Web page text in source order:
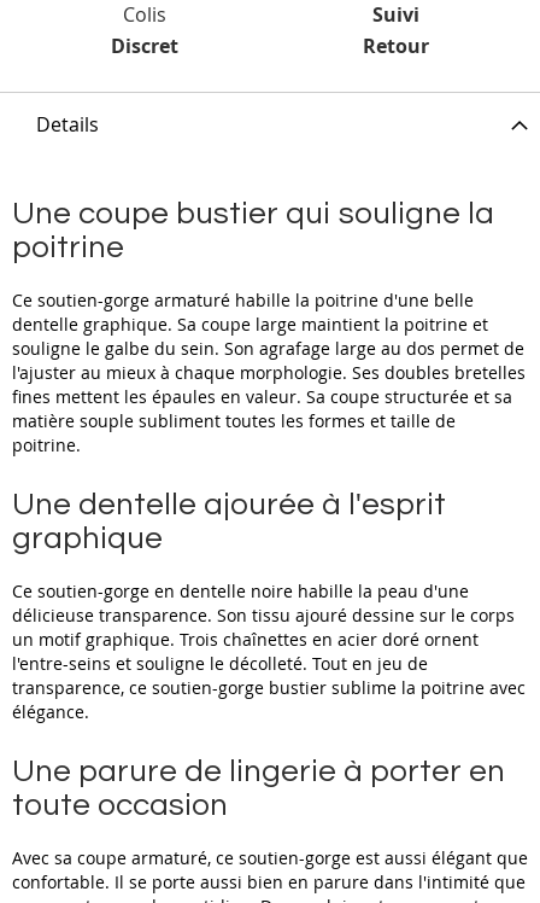
Colis
Discret
Suivi
Retour
Details
Une coupe bustier qui souligne la
poitrine
Ce soutien-gorge armaturé habille la poitrine d'une belle
dentelle graphique. Sa coupe large maintient la poitrine et
souligne le galbe du sein. Son agrafage large au dos permet de
l'ajuster au mieux à chaque morphologie. Ses doubles bretelles
fines mettent les épaules en valeur. Sa coupe structurée et sa
matière souple subliment toutes les formes et taille de
poitrine.
Une dentelle ajourée à l'esprit
graphique
Ce soutien-gorge en dentelle noire habille la peau d'une
délicieuse transparence. Son tissu ajouré dessine sur le corps
un motif graphique. Trois chaînettes en acier doré ornent
l'entre-seins et souligne le décolleté. Tout en jeu de
transparence, ce soutien-gorge bustier sublime la poitrine avec
élégance.
Une parure de lingerie à porter en
toute occasion
Avec sa coupe armaturé, ce soutien-gorge est aussi élégant que
confortable. Il se porte aussi bien en parure dans l'intimité que